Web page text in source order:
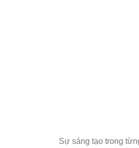
Sự sáng tạo trong